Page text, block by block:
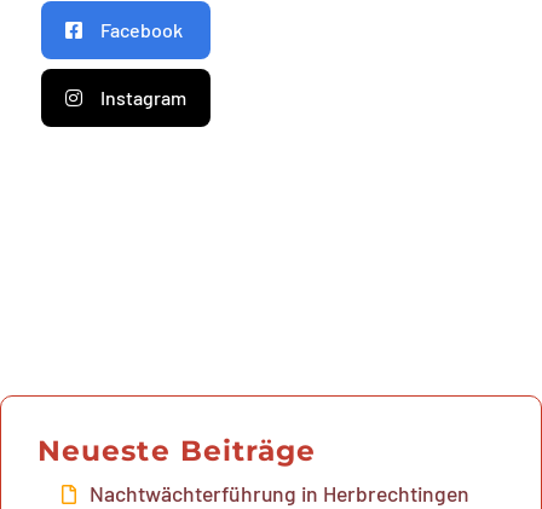
Facebook
Instagram
Neueste Beiträge
Nachtwächterführung in Herbrechtingen